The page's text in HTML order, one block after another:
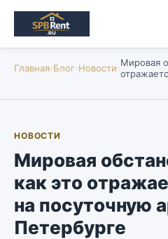
Главная›Блог›Новости›Мировая
НОВОСТИ
Мировая
как это
на посуточную
Петербурге